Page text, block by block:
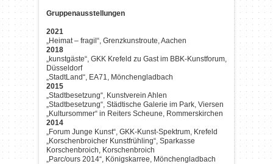
Gruppenausstellungen
2021
„Heimat – fragil“, Grenzkunstroute, Aachen
2018
„kunstgäste“, GKK Krefeld zu Gast im BBK-Kunstforum,
Düsseldorf
„StadtLand“, EA71, Mönchengladbach
2015
„Stadtbesetzung“, Kunstverein Ahlen
„Stadtbesetzung“, Städtische Galerie im Park, Viersen
„Kultursommer“ in Reiters Scheune, Rommerskirchen
2014
„Forum Junge Kunst“, GKK-Kunst-Spektrum, Krefeld
„Korschenbroicher Kunstfrühling“, Sparkasse
Korschenbroich, Korschenbroich
„Parc/ours 2014“, Königskarree, Mönchengladbach